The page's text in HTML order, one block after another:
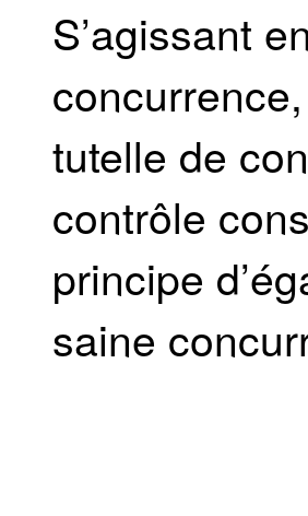
S’agissant
tutelle de
contrôle
principe
saine